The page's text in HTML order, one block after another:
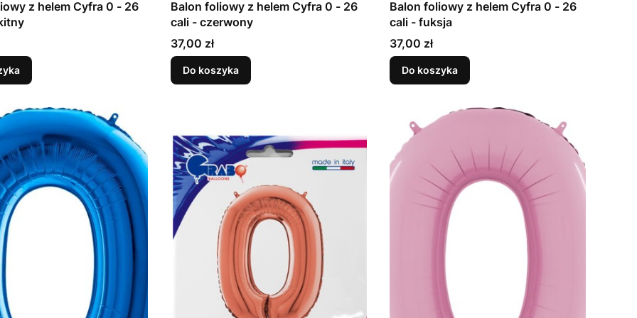
z helem Cyfra 0 - 26
Balon foliowy z helem Cyfra 0 - 26
cali - czerwony
Cena
37,00 zł
Do koszyka
Balon foliowy z helem Cyfra 0 - 26
cali - fuksja
Cena
37,00 zł
Do koszyka